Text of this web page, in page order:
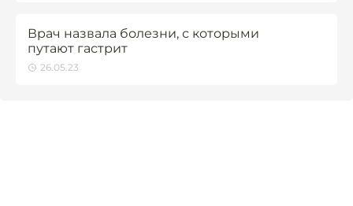
Врач назвала болезни, с которыми
путают гастрит
26.05.23